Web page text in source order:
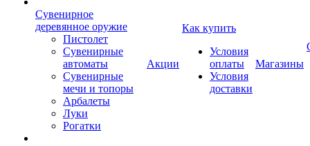
Сувенирное
деревянное оружие
Пистолет
Сувенирные
автоматы
Сувенирные
мечи и топоры
Арбалеты
Луки
Рогатки
Акции
Как купить
Условия
оплаты
Условия
доставки
Магазины